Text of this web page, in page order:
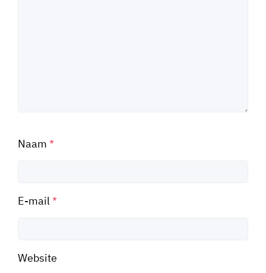
Naam *
E-mail*
Website